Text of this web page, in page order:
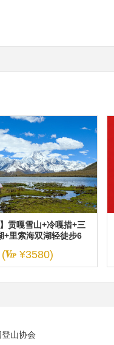
】贡嘎雪山+冷嘎措+三
+里索海双湖轻徒步6
( ¥3580)
山协会